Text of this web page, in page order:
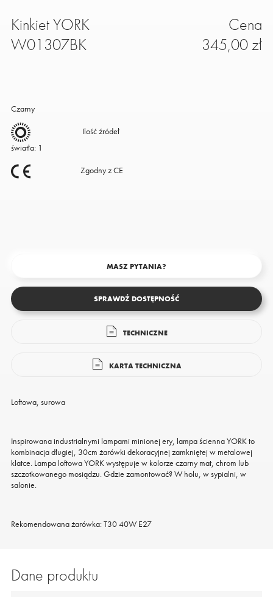
Kinkiet YORK
W01307BK
Czarny
Ilość źródeł
światła: 1
Zgodny z CE
Cena
345,00 zł
MASZ PYTANIA?
SPRAWDŹ DOSTĘPNOŚĆ
TECHNICZNE
KARTA TECHNICZNA
Loftowa, surowa
Inspirowana industrialnymi lampami minionej ery, lampa ścienna YORK to
kombinacja długiej, 30cm żarówki dekoracyjnej zamkniętej w metalowej
klatce. Lampa loftowa YORK występuje w kolorze czarny mat, chrom lub
szczotkowanego mosiądzu. Gdzie zamontować? W holu, w sypialni, w
salonie.
Rekomendowana żarówka: T30 40W E27
Dane produktu